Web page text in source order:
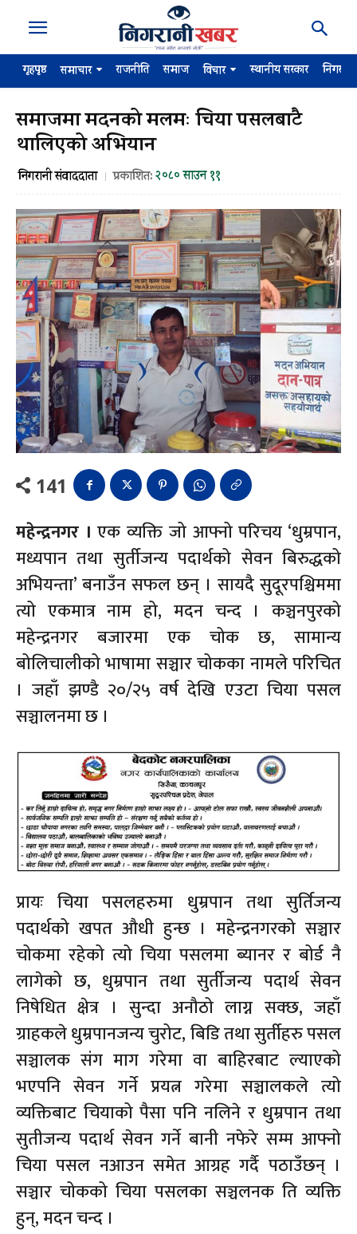
गृहपृष्ठ समाचार राजनीति समाज विचार स्थानीय सरकार
समाजमा मदनको मलमः चिया पसलबाटै
थालिएको अभियान
निगरानी संवाददाता प्रकाशित:२०८० साउन ११
141
महेन्द्रनगर । एक व्यक्ति जो आफ्नो परिचय ‘धुम्रपान,
मध्यपान तथा सुर्तीजन्य पदार्थको सेवन बिरुद्धको
अभियन्ता’ बनाउँन सफल छन् । सायदै सुदूरपश्चिममा
त्यो एकमात्र नाम हो, मदन चन्द । कञ्चनपुरको
महेन्द्रनगर बजारमा एक चोक छ, सामान्य
बोलिचालीको भाषामा सञ्चार चोकका नामले परिचित
। जहाँ झण्डै २०/२५ वर्ष देखि एउटा चिया पसल
सञ्चालनमा छ ।
प्रायः चिया पसलहरुमा धुम्रपान तथा सुर्तिजन्य
पदार्थको खपत औधी हुन्छ । महेन्द्रनगरको सञ्चार
चोकमा रहेको त्यो चिया पसलमा ब्यानर र बोर्ड नै
लागेको छ, धुम्रपान तथा सुर्तीजन्य पदार्थ सेवन
निषेधित क्षेत्र । सुन्दा अनौठो लाग्न सक्छ, जहाँ
ग्राहकले धुम्रपानजन्य चुरोट, बिडि तथा सुर्तीहरु पसल
सञ्चालक संग माग गरेमा वा बाहिरबाट ल्याएको
भएपनि सेवन गर्ने प्रयत्न गरेमा सञ्चालकले त्यो
व्यक्तिबाट चियाको पैसा पनि नलिने र धुम्रपान तथा
सुतीजन्य पदार्थ सेवन गर्ने बानी नफेरे सम्म आफ्नो
चिया पसल नआउन समेत आग्रह गर्दै पठाउँछन् ।
सञ्चार चोकको चिया पसलका सञ्चलनक ति व्यक्ति
हुन्, मदन चन्द ।